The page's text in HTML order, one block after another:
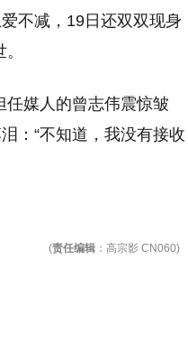
不减，19日还双双现身
媒人的曾志伟震惊皱
：“不知道，我没有接收
(责任编辑 ：高宗影 CN060)